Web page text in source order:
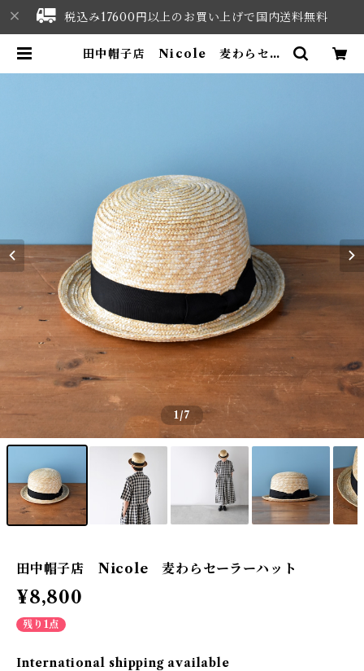
税込み17600円以上のお買い上げで国内送料無料
田中帽子店 Nicole 麦わらセー
1/7
田中帽子店 Nicole 麦わらセーラーハット
¥8,800
残り1点
International shipping available